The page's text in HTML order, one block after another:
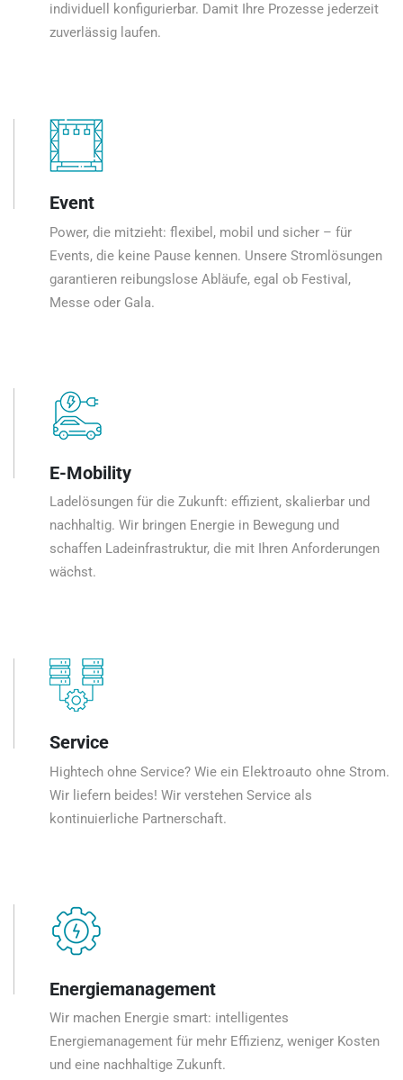
individuell konfigurierbar. Damit Ihre Prozesse jederzeit
zuverlässig laufen.
Event
Power, die mitzieht: flexibel, mobil und sicher – für
Events, die keine Pause kennen. Unsere Stromlösungen
garantieren reibungslose Abläufe, egal ob Festival,
Messe oder Gala.
E-Mobility
Ladelösungen für die Zukunft: effizient, skalierbar und
nachhaltig. Wir bringen Energie in Bewegung und
schaffen Ladeinfrastruktur, die mit Ihren Anforderungen
wächst.
Service
Hightech ohne Service? Wie ein Elektroauto ohne Strom.
Wir liefern beides! Wir verstehen Service als
kontinuierliche Partnerschaft.
Energiemanagement
Wir machen Energie smart: intelligentes
Energiemanagement für mehr Effizienz, weniger Kosten
und eine nachhaltige Zukunft.